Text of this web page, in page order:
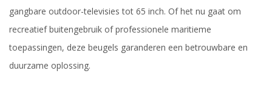
gangbare outdoor-televisies tot 65 inch. Of het nu gaat om
recreatief buitengebruik of professionele maritieme
toepassingen, deze beugels garanderen een betrouwbare en
duurzame oplossing.